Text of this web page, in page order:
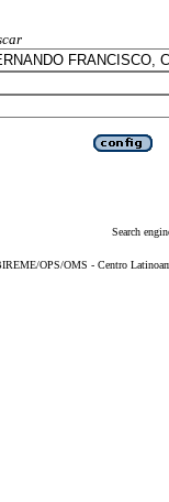
Search
OPS/OMS - Centro